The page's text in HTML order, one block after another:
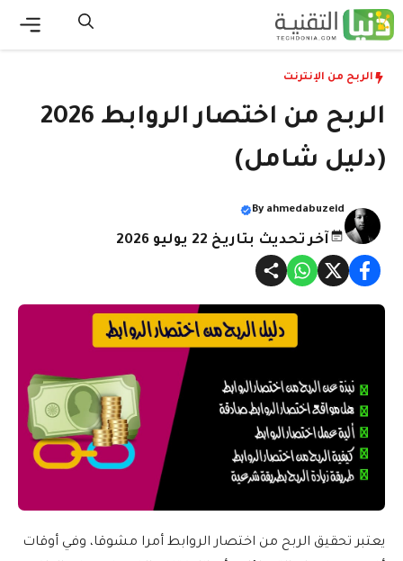
انتقل
إلى
الربح من الإنترنت
الربح من اختصار الروابط 2026
(دليل شامل)
By ahmedabuzeid
آخر تحديث بتاريخ 22 يوليو 2026
يعتبر تحقيق الربح من اختصار الروابط أمرا مشوقا، وفي أوقات